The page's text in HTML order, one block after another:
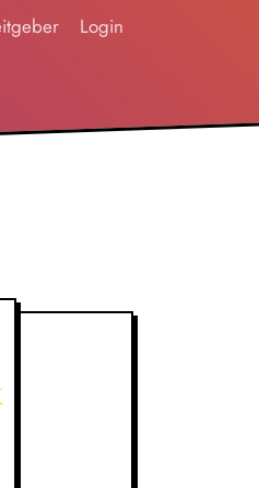
Login